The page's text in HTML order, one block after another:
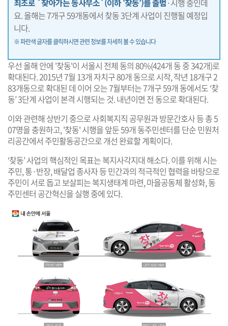
최초로 `찾아가는 동사무소`(이하 '찾동')를 출범·시행 중인데
요. 올해는 7개구 59개동에서 찾동 3단계 사업이 진행될 예정입
니다.
※ 파란색 글자를 클릭하시면 관련 정보를 자세히 볼 수 있습니다
우선 올해 안에 '찾동'이 서울시 전체 동의 80%(424개 동 중 342개)로
확대된다. 2015년 7월 13개 자치구 80개 동으로 시작, 작년 18개구 2
83개동으로 확대된 데 이어 오는 7월부터는 7개구 59개 동에서도 ‘찾
동’ 3단계 사업이 본격 시행되는 것. 내년이면 전 동으로 확대된다.
이와 관련해 상반기 중으로 사회복지직 공무원과 방문간호사 등 총 5
07명을 충원하고, '찾동' 시행을 앞둔 59개 동주민센터를 단순 민원처
리공간에서 주민활동공간으로 개선 완료할 계획이다.
‘찾동’ 사업의 핵심적인 목표는 복지사각지대 해소다. 이를 위해 시는
주민, 통·반장, 배달업 종사자 등 민간과의 적극적인 협력을 바탕으로
주민이 서로 돕고 보살피는 복지생태계 마련, 마을공동체 활성화, 동
주민센터 공간혁신을 실행 중에 있다.